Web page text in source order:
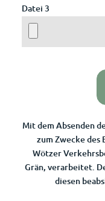
Datei 3
Mit dem Absenden
zum Zwecke des
Wötzer
Grän, verarbeitet.
diesen